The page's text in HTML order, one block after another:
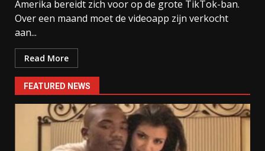
Amerika bereidt zich voor op de grote TikTok-ban.
Over een maand moet de videoapp zijn verkocht
aan...
Read More
FEATURED NEWS